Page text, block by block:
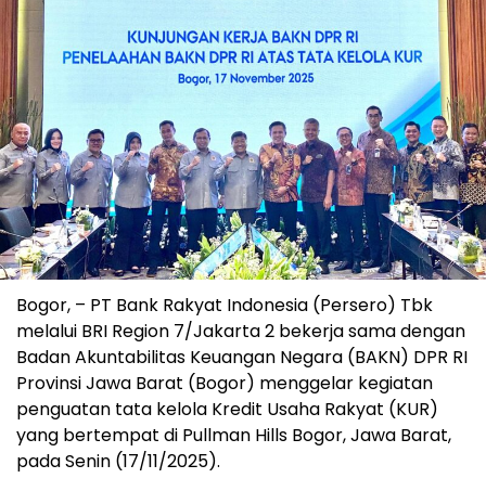
Bogor, – PT Bank Rakyat Indonesia (Persero) Tbk
melalui BRI Region 7/Jakarta 2 bekerja sama dengan
Badan Akuntabilitas Keuangan Negara (BAKN) DPR RI
Provinsi Jawa Barat (Bogor) menggelar kegiatan
penguatan tata kelola Kredit Usaha Rakyat (KUR)
yang bertempat di Pullman Hills Bogor, Jawa Barat,
pada Senin (17/11/2025).